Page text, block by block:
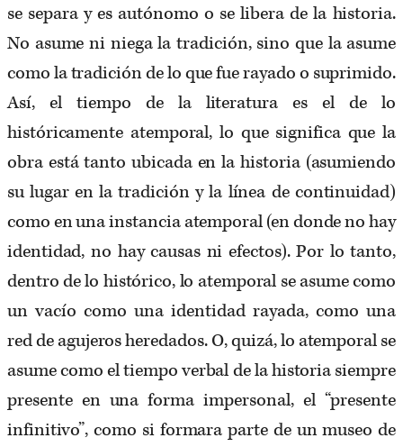
se separa y es autónomo o se libera de la historia.
No asume ni niega la tradición, sino que la asume
como la tradición de lo que fue rayado o suprimido.
Así, el tiempo de la literatura es el de lo
históricamente atemporal, lo que significa que la
obra está tanto ubicada en la historia (asumiendo
su lugar en la tradición y la línea de continuidad)
como en una instancia atemporal (en donde no hay
identidad, no hay causas ni efectos). Por lo tanto,
dentro de lo histórico, lo atemporal se asume como
un vacío como una identidad rayada, como una
red de agujeros heredados. O, quizá, lo atemporal se
asume como el tiempo verbal de la historia siempre
presente en una forma impersonal, el “presente
infinitivo”, como si formara parte de un museo de